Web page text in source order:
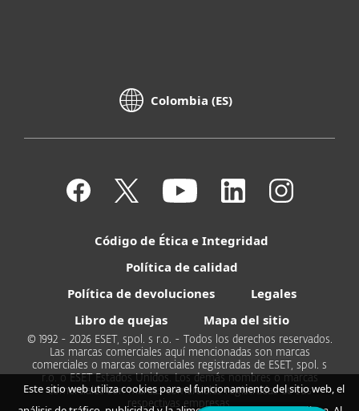
Colombia (ES)
Código de Ética e Integridad
Política de calidad
Política de devoluciones
Legales
Libro de quejas
Mapa del sitio
© 1992 - 2026 ESET, spol. s r.o. - Todos los derechos reservados.
Las marcas comerciales aquí mencionadas son marcas
comerciales o marcas comerciales registradas de ESET, spol. s
r.o. o ESET Estados Unidos. Los demás nombres o marcas
comerciales son marcas comerciales registradas de sus
respectivas empresas.
Este sitio web utiliza cookies para el funcionamiento del sitio web, el